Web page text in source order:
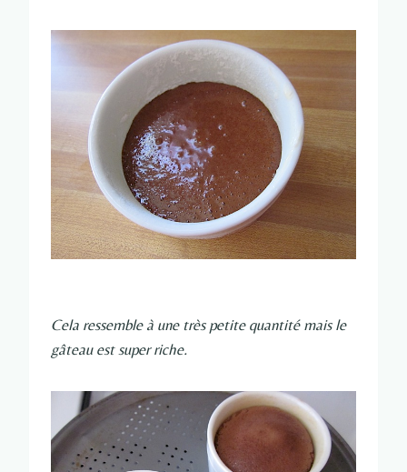
Cela ressemble à une très petite quantité mais le
gâteau est super riche.